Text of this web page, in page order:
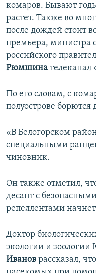
комаров. Бывают
растет. Также во
после дождей стоит
премьера, министра
российского
Рюмшина телеканал
По его словам, с
полуострове
«В Белогорском
специальными
чиновник.
Он также отметил,
десант с
репеллентами
Доктор
экологии и
Иванов рассказал,